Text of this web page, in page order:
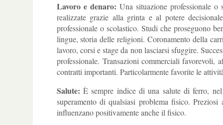
Lavoro e denaro: Una situazione professionale
realizzate grazie alla grinta e al potere
professionale o scolastico. Studi che proseguono
lingue, storia delle religioni. Coronamento della
lavoro, corsi e stage da non lasciarsi sfuggire.
professionale. Transazioni commerciali favorevoli,
contratti importanti. Particolarmente favorite le
Salute: È sempre indice di una salute di ferro,
superamento di qualsiasi problema fisico.
influenzano positivamente anche il fisico.